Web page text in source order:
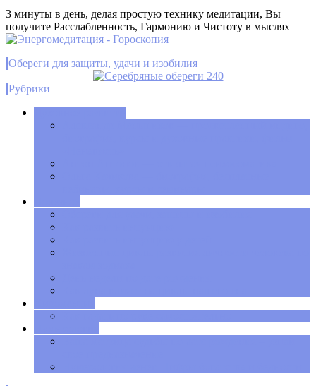
3 минуты в день, делая простую технику медитации, Вы
получите Расслабленность, Гармонию и Чистоту в мыслях
Обереги для защиты, удачи и изобилия
Рубрики